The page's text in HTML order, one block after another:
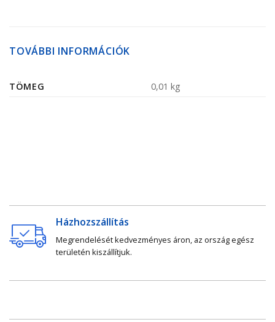
TOVÁBBI INFORMÁCIÓK
TÖMEG 0,01 kg
Házhozszállítás
Megrendelését kedvezményes áron, az ország egész
területén kiszállítjuk.